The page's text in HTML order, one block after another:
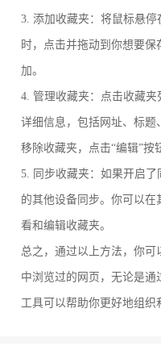
3. 添加收藏夹：将鼠标悬
时，点击并拖动到你想要
加。
4. 管理收藏夹：点击收藏夹
详细信息，包括网址、标题
移除收藏夹，点击“编辑”按
5. 同步收藏夹：如果开启
的其他设备同步。你可以
看和编辑收藏夹。
总之，通过以上方法，你
中浏览过的网页，无论是
工具可以帮助你更好地组织